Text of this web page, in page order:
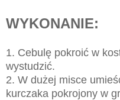
WYKONANIE:
1. Cebulę pokroić w
wystudzić.
2. W dużej misce
kurczaka pokrojony w